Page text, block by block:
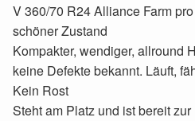
V 360/70 R24 Alliance Farm
schöner Zustand
Kompakter, wendiger, allround
keine Defekte bekannt. Läuft,
Kein Rost
Steht am Platz und ist bereit